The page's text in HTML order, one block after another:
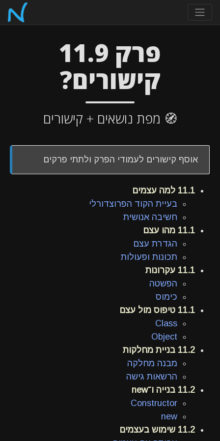
פרק 11.9
קישורים?
🧭 מפת נושאים + קישורים
אוסף קישורים לעמודי הפרק ולתתי פרקים
11.1 למה עצמים
בעיית הקוד הפרוצדורלי
חשיבה אנושית
11.1 מהו עצם
הגדרת עצם
תכונות ופעולות
11.1 עקרונות
הפשטה
כימוס
11.1 טיפוס מול עצם
Class
Object
11.2 בניית מחלקות
מבנה מחלקה
הרשאות גישה
11.2 בנייה ו־new
Constructor
new
11.2 שימוש בעצמים